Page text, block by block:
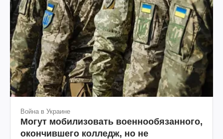
Война в Украине
Могут мобилизовать военнообязанного,
окончившего колледж, но не